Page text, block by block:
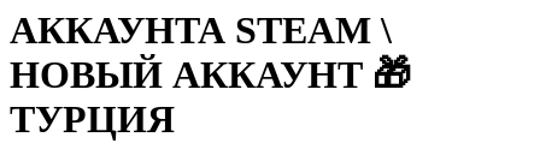
АККАУНТА STEAM \
НОВЫЙ АККАУНТ 🎁
ТУРЦИЯ